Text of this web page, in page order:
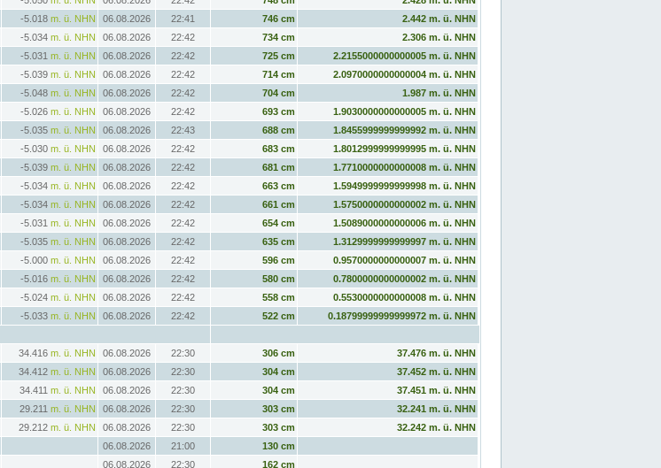
-5.018 m. ü. NHN 06.08.2026 22:41 746 cm
2.442 m. ü. NHN
-5.034 m. ü. NHN 06.08.2026 22:42 734 cm
2.306 m. ü. NHN
-5.031 m. ü. NHN 06.08.2026 22:42 725 cm
2.2155000000000005 m. ü. NHN
-5.039 m. ü. NHN 06.08.2026 22:42 714 cm
2.0970000000000004 m. ü. NHN
-5.048 m. ü. NHN 06.08.2026 22:42 704 cm
1.987 m. ü. NHN
-5.026 m. ü. NHN 06.08.2026 22:42 693 cm
1.9030000000000005 m. ü. NHN
-5.035 m. ü. NHN 06.08.2026 22:43 688 cm
1.8455999999999992 m. ü. NHN
-5.030 m. ü. NHN 06.08.2026 22:42 683 cm
1.8012999999999995 m. ü. NHN
-5.039 m. ü. NHN 06.08.2026 22:42 681 cm
1.7710000000000008 m. ü. NHN
-5.034 m. ü. NHN 06.08.2026 22:42 663 cm
1.5949999999999998 m. ü. NHN
-5.034 m. ü. NHN 06.08.2026 22:42 661 cm
1.5750000000000002 m. ü. NHN
-5.031 m. ü. NHN 06.08.2026 22:42 654 cm
1.5089000000000006 m. ü. NHN
-5.035 m. ü. NHN 06.08.2026 22:42 635 cm
1.3129999999999997 m. ü. NHN
-5.000 m. ü. NHN 06.08.2026 22:42 596 cm
0.9570000000000007 m. ü. NHN
-5.016 m. ü. NHN 06.08.2026 22:42 580 cm
0.7800000000000002 m. ü. NHN
-5.024 m. ü. NHN 06.08.2026 22:42 558 cm
0.5530000000000008 m. ü. NHN
-5.033 m. ü. NHN 06.08.2026 22:42 522 cm
0.18799999999999972 m. ü. NHN
34.416 m. ü. NHN 06.08.2026 22:30 306 cm
37.476 m. ü. NHN
34.412 m. ü. NHN 06.08.2026 22:30 304 cm
37.452 m. ü. NHN
34.411 m. ü. NHN 06.08.2026 22:30 304 cm
37.451 m. ü. NHN
29.211 m. ü. NHN 06.08.2026 22:30 303 cm
32.241 m. ü. NHN
29.212 m. ü. NHN 06.08.2026 22:30 303 cm
32.242 m. ü. NHN
06.08.2026 21:00
130 cm
06.08.2026 22:30 162 cm